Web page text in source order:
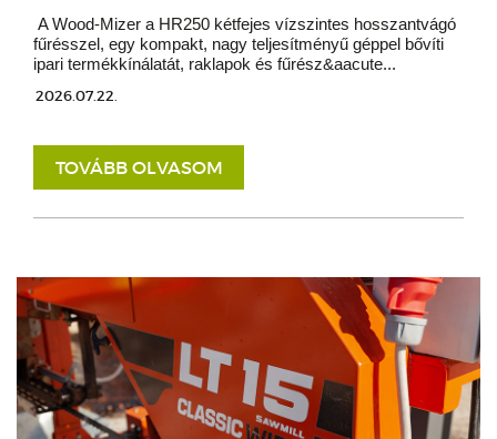
A Wood-Mizer a HR250 kétfejes vízszintes hosszantvágó
fűrésszel, egy kompakt, nagy teljesítményű géppel bővíti
ipari termékkínálatát, raklapok és fűrész&aacute...
2026.07.22.
TOVÁBB OLVASOM